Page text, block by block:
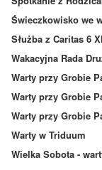
Świeczkowisko we
Służba z Caritas 6
Wakacyjna Rada
Warty przy Grobie
Warty przy Grobie
Warty przy Grobie
Warty w Triduum
Wielka Sobota -